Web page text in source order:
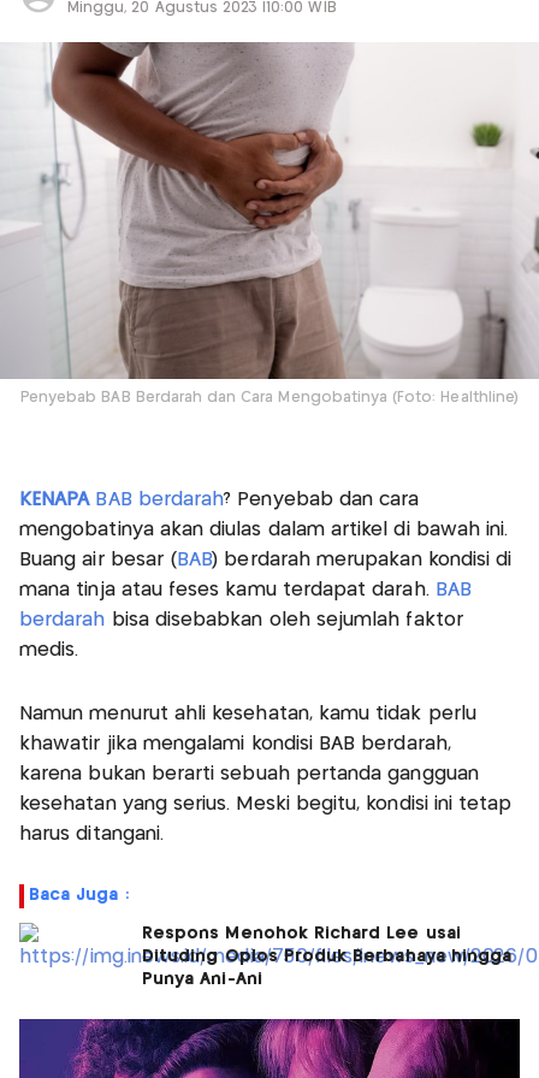
Minggu, 20 Agustus 2023 |10:00 WIB
Penyebab BAB Berdarah dan Cara Mengobatinya (Foto: Healthline)
KENAPABAB berdarah? Penyebab dan cara
mengobatinya akan diulas dalam artikel di bawah ini.
Buang air besar ( BAB) berdarah merupakan kondisi di
mana tinja atau feses kamu terdapat darah. BAB
berdarah bisa disebabkan oleh sejumlah faktor
medis.
Namun menurut ahli kesehatan, kamu tidak perlu
khawatir jika mengalami kondisi BAB berdarah,
karena bukan berarti sebuah pertanda gangguan
kesehatan yang serius. Meski begitu, kondisi ini tetap
harus ditangani.
Baca Juga :
Respons Menohok Richard Lee usai
Dituding Oplos Produk Berbahaya hingga
Punya Ani-Ani